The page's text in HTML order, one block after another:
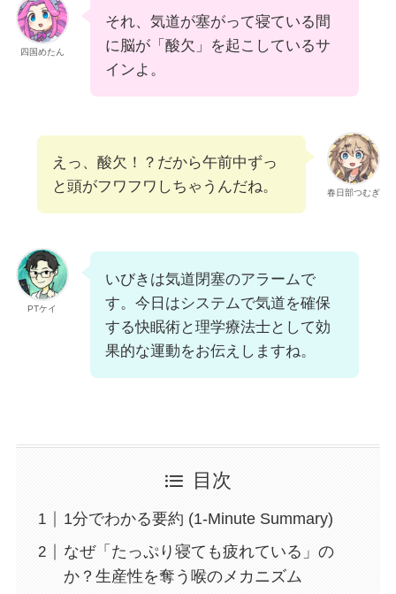
四国めたん
それ、気道が塞がって寝ている間
に脳が「酸欠」を起こしているサ
インよ。
春日部つむぎ
えっ、酸欠！？だから午前中ずっ
と頭がフワフワしちゃうんだね。
PTケイ
いびきは気道閉塞のアラームで
す。今日はシステムで気道を確保
する快眠術と理学療法士として効
果的な運動をお伝えしますね。
目次
1分でわかる要約 (1-Minute Summary)
なぜ「たっぷり寝ても疲れている」の
か？生産性を奪う喉のメカニズム